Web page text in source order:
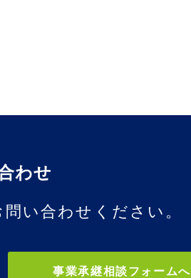
わせ
い合わせください。
事業承継相談フォームへ